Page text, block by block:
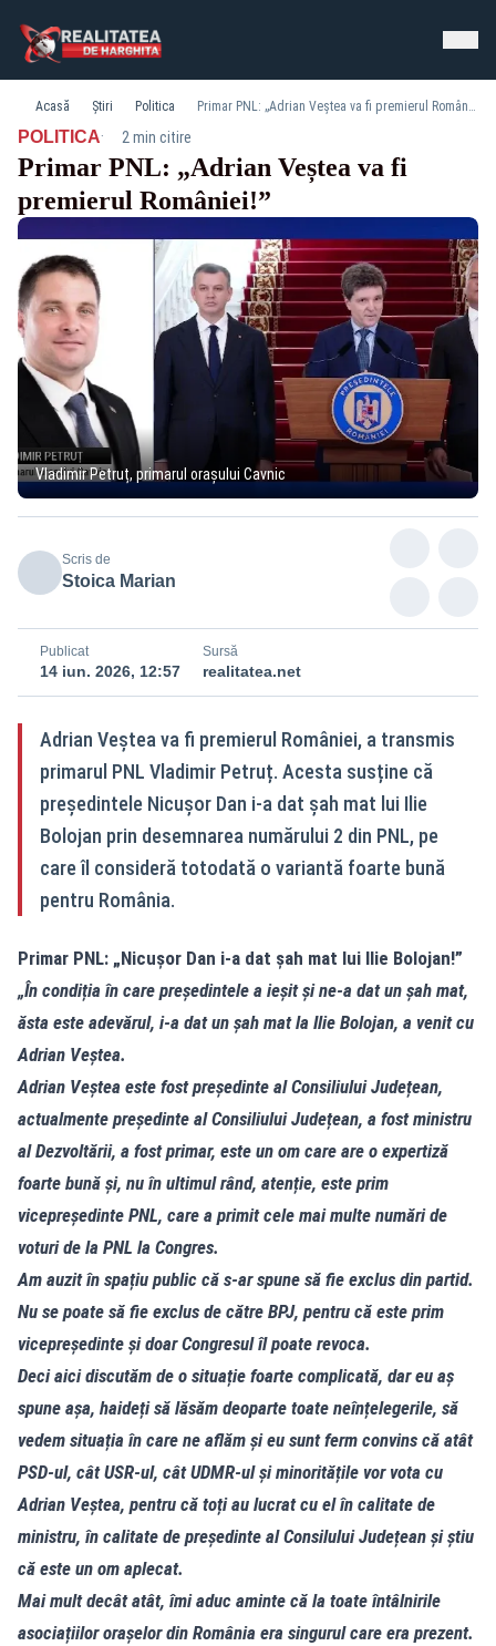
Acasă Știri Politica Primar PNL: „Adrian Veștea va fi premierul României!”
POLITICA· 2 min citire
Primar PNL: „Adrian Veștea va fi
premierul României!”
Vladimir Petruț, primarul orașului Cavnic
Scris de
Stoica Marian
Publicat
14 iun. 2026, 12:57
Sursă
realitatea.net
Adrian Veștea va fi premierul României, a transmis
primarul PNL Vladimir Petruț. Acesta susține că
președintele Nicușor Dan i-a dat șah mat lui Ilie
Bolojan prin desemnarea numărului 2 din PNL, pe
care îl consideră totodată o variantă foarte bună
pentru România.
Primar PNL: „Nicușor Dan i-a dat șah mat lui Ilie Bolojan!”
„În condiția în care președintele a ieșit și ne-a dat un șah mat,
ăsta este adevărul, i-a dat un șah mat la Ilie Bolojan, a venit cu
Adrian Veștea.
Adrian Veștea este fost președinte al Consiliului Județean,
actualmente președinte al Consiliului Județean, a fost ministru
al Dezvoltării, a fost primar, este un om care are o expertiză
foarte bună și, nu în ultimul rând, atenție, este prim
vicepreședinte PNL, care a primit cele mai multe numări de
voturi de la PNL la Congres.
Am auzit în spațiu public că s-ar spune să fie exclus din partid.
Nu se poate să fie exclus de către BPJ, pentru că este prim
vicepreședinte și doar Congresul îl poate revoca.
Deci aici discutăm de o situație foarte complicată, dar eu aș
spune așa, haideți să lăsăm deoparte toate neînțelegerile, să
vedem situația în care ne aflăm și eu sunt ferm convins că atât
PSD-ul, cât USR-ul, cât UDMR-ul și minoritățile vor vota cu
Adrian Veștea, pentru că toți au lucrat cu el în calitate de
ministru, în calitate de președinte al Consilului Județean și știu
că este un om aplecat.
Mai mult decât atât, îmi aduc aminte că la toate întâlnirile
asociațiilor orașelor din România era singurul care era prezent.